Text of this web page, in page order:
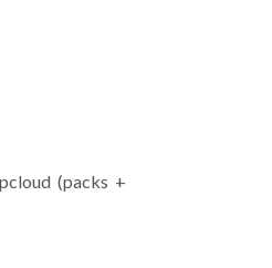
(packs +